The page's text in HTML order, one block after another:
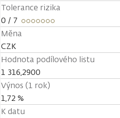
Tolerance rizika
0 / 7
Měna
CZK
Hodnota podílového listu
1 316,2900
Výnos (1 rok)
1,72 %
K datu